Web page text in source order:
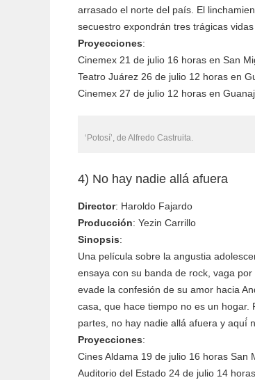
arrasado el norte del país. El
secuestro expondrán tres trágicas
Proyecciones:
Cinemex 21 de julio 16 horas en San
Teatro Juárez 26 de julio 12 horas en
Cinemex 27 de julio 12 horas en
‘Potosí’, de Alfredo Castruita.
4) No hay nadie allá afuera
Director: Haroldo Fajardo
Producción: Yezin Carrillo
Sinopsis:
Una película sobre la angustia
ensaya con su banda de rock, vaga
evade la confesión de su amor hacia
casa, que hace tiempo no es un
partes, no hay nadie allá́ afuera y aquí́
Proyecciones:
Cines Aldama 19 de julio 16 horas San
Auditorio del Estado 24 de julio 14